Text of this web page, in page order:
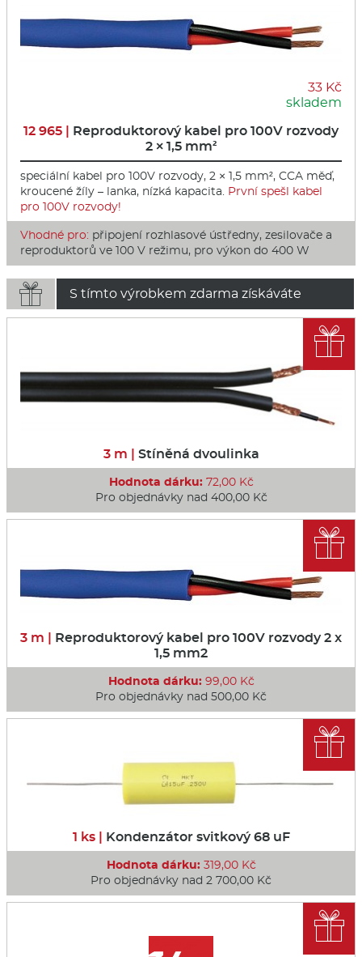
33 Kč
skladem
12 965 | Reproduktorový kabel pro 100V rozvody
2 × 1,5 mm²
speciální kabel pro 100V rozvody, 2 × 1,5 mm², CCA měď,
kroucené žíly – lanka, nízká kapacita. První spešl kabel
pro 100V rozvody!
Vhodné pro: připojení rozhlasové ústředny, zesilovače a
reproduktorů ve 100 V režimu, pro výkon do 400 W
 S tímto výrobkem zdarma získáváte
3 m | Stíněná dvoulinka
Hodnota dárku:72,00 Kč
Pro objednávky nad 400,00 Kč

3 m | Reproduktorový kabel pro 100V rozvody 2 x
1,5 mm2
Hodnota dárku:99,00 Kč
Pro objednávky nad 500,00 Kč

1 ks | Kondenzátor svitkový 68 uF
Hodnota dárku:319,00 Kč
Pro objednávky nad 2 700,00 Kč

